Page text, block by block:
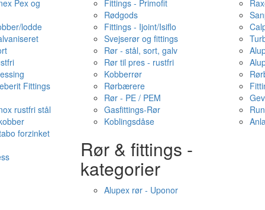
Pex og
lodde
Fittings
rustfri stål
forzinket
Fittings - Primofit
Rødgods
Fittings - Ijoint/Isiflo
Svejserør og fittings
Rør - stål, sort, galv
Rør til pres - rustfri
Kobberrør
Rørbærere
Rør - PE / PEM
Gasfittings-Rør
Koblingsdåse
Rør & fittings -
kategorier
Alupex rør - Uponor